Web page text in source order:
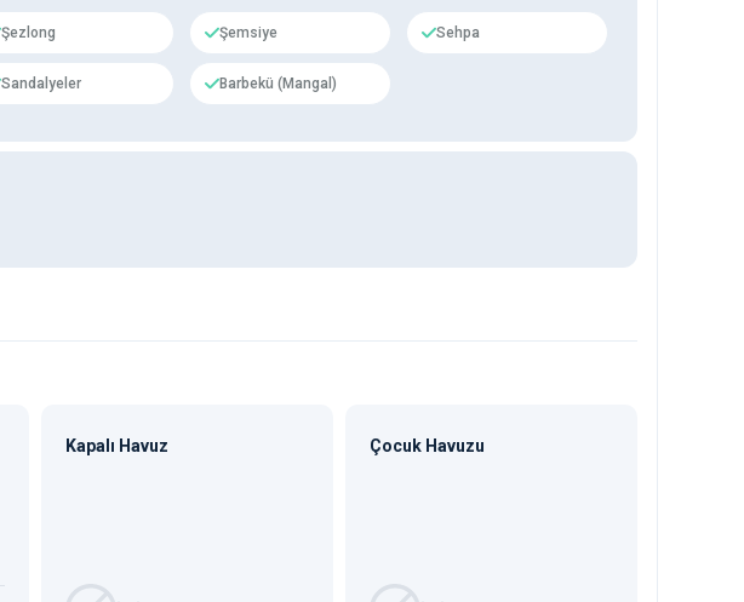
Şezlong Şemsiye Sehpa
Sandalyeler Barbekü (Mangal)
Kapalı Havuz Çocuk Havuzu